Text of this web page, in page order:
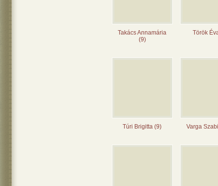
Takács Annamária
(9)
Török
Túri Brigitta (9) Varga